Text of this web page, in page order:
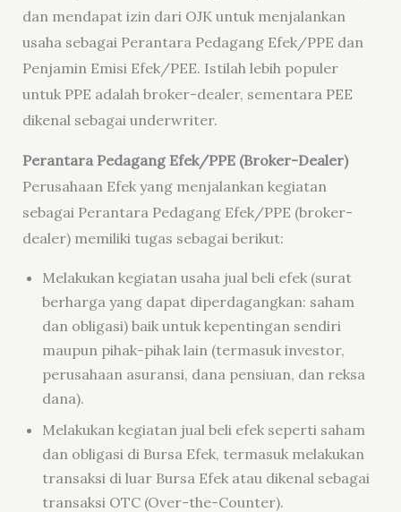
dan mendapat izin dari OJK untuk menjalankan
usaha sebagai Perantara Pedagang Efek/PPE dan
Penjamin Emisi Efek/PEE. Istilah lebih populer
untuk PPE adalah broker-dealer, sementara PEE
dikenal sebagai underwriter.
Perantara Pedagang Efek/PPE (Broker-Dealer)
Perusahaan Efek yang menjalankan kegiatan
sebagai Perantara Pedagang Efek/PPE (broker-
dealer) memiliki tugas sebagai berikut:
Melakukan kegiatan usaha jual beli efek (surat
berharga yang dapat diperdagangkan: saham
dan obligasi) baik untuk kepentingan sendiri
maupun pihak-pihak lain (termasuk investor,
perusahaan asuransi, dana pensiuan, dan reksa
dana).
Melakukan kegiatan jual beli efek seperti saham
dan obligasi di Bursa Efek, termasuk melakukan
transaksi di luar Bursa Efek atau dikenal sebagai
transaksi OTC (Over-the-Counter).